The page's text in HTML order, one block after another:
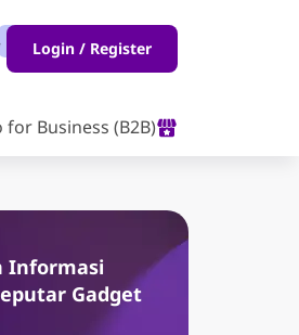
Login / Register
Business (B2B)
Informasi
Gadget